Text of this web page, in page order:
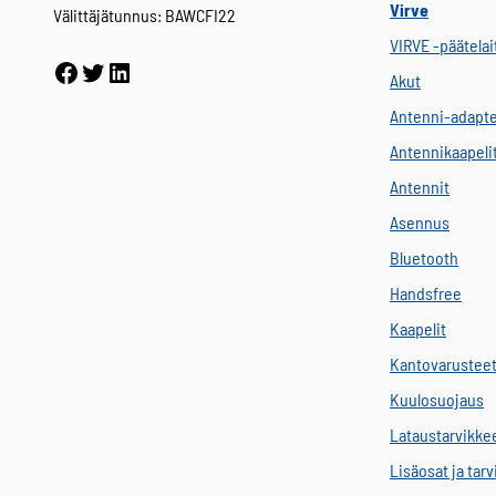
Välittäjätunnus: BAWCFI22
Twitter
Virve
VIRVE -
Akut
Antenni-
Antennit
Asennus
Bluetooth
Handsfree
Kaapelit
Kantovarusteet
Kuulosuojaus
Lisäosat ja